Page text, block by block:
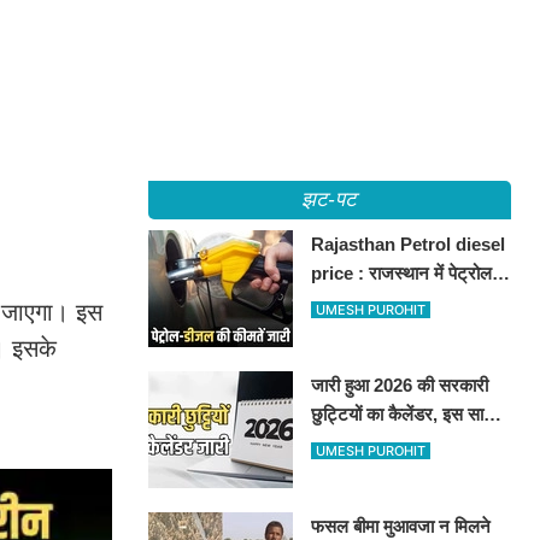
इस
इसके
झट-पट
Rajasthan Petrol diesel
price : राजस्थान में पेट्रोल-
डीजल की कीमतें जारी, जानिए
UMESH PUROHIT
जारी हुआ 2026 की सरकारी
छुट्टियों का कैलेंडर, इस साल
कई बार मिलेगा लगातार
UMESH PUROHIT
फसल बीमा मुआवजा न मिलने